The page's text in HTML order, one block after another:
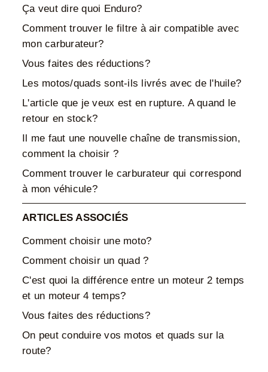
Ça veut dire quoi Enduro?
Comment trouver le filtre à air compatible avec
mon carburateur?
Vous faites des réductions?
Les motos/quads sont-ils livrés avec de l'huile?
L'article que je veux est en rupture. A quand le
retour en stock?
Il me faut une nouvelle chaîne de transmission,
comment la choisir ?
Comment trouver le carburateur qui correspond
à mon véhicule?
ARTICLES ASSOCIÉS
Comment choisir une moto?
Comment choisir un quad ?
C'est quoi la différence entre un moteur 2 temps
et un moteur 4 temps?
Vous faites des réductions?
On peut conduire vos motos et quads sur la
route?